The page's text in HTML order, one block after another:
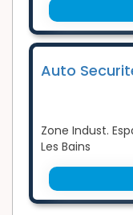
Auto
Zone Indust.
Les Bains